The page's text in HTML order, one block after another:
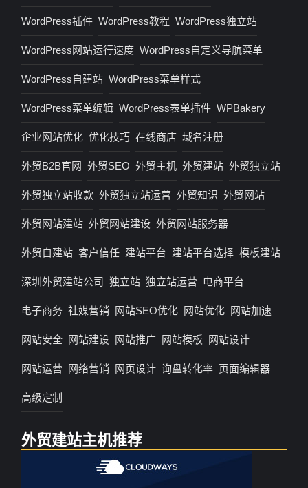
WordPress插件 WordPress教程 WordPress独立站
WordPress网站运行速度 WordPress自定义导航菜单
WordPress自建站 WordPress菜单样式
WordPress菜单编辑 WordPress表单插件 WPBakery
企业网站优化 优化技巧 在线商店 域名注册
外贸B2B官网 外贸SEO 外贸主机 外贸建站 外贸独立站
外贸独立站收款 外贸独立站运营 外贸知识 外贸网站
外贸网站建站 外贸网站建设 外贸网站服务器
外贸自建站 客户信任 建站平台 建站平台选择 模板建站
深圳外贸建站公司 独立站 独立站运营 电商平台
电子商务 社媒营销 网站SEO优化 网站优化 网站加速
网站安全 网站建设 网站推广 网站模板 网站设计
网站运营 网络营销 网页设计 询盘转化率 页面编辑器
高级定制
外贸建站主机推荐